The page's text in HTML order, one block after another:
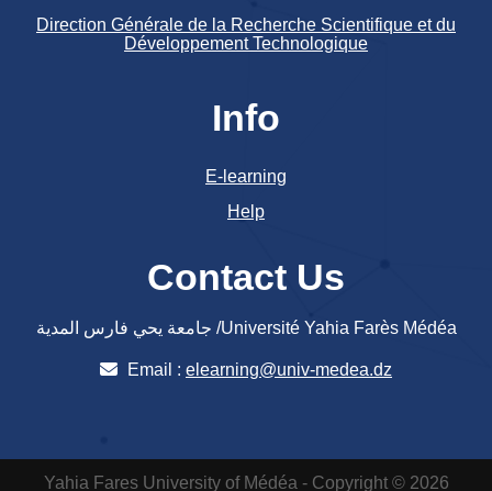
Direction Générale de la Recherche Scientifique et du
Développement Technologique
Info
E-learning
Help
Contact Us
جامعة يحي فارس المدية /Université Yahia Farès Médéa
Email : elearning@univ-medea.dz
Yahia Fares University of Médéa - Copyright © 2026